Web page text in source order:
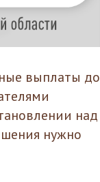
выплаты до
над
нужно